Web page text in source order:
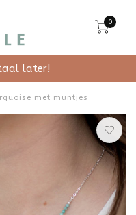
0
verzending vanaf
met muntjes